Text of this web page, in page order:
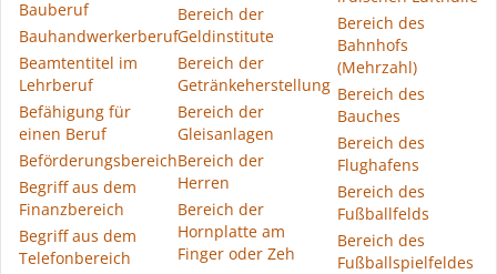
Bauberuf
Bauhandwerkerberuf
Beamtentitel im
Lehrberuf
Befähigung für
einen Beruf
Beförderungsbereich
Begriff aus dem
Finanzbereich
Begriff aus dem
Telefonbereich
Bereich der
Geldinstitute
Bereich der
Getränkeherstellung
Bereich der
Gleisanlagen
Bereich der
Herren
Bereich der
Hornplatte am
Finger oder Zeh
Bereich des
Bahnhofs
(Mehrzahl)
Bereich des
Bauches
Bereich des
Flughafens
Bereich des
Fußballfelds
Bereich des
Fußballspielfeldes